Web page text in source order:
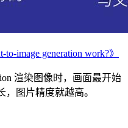
to-image generation work?》
渲染图像时，画面最开始
图片精度就越高。